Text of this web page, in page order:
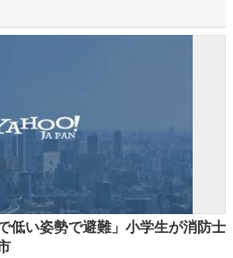
低い姿勢で避難」小学生が消防士